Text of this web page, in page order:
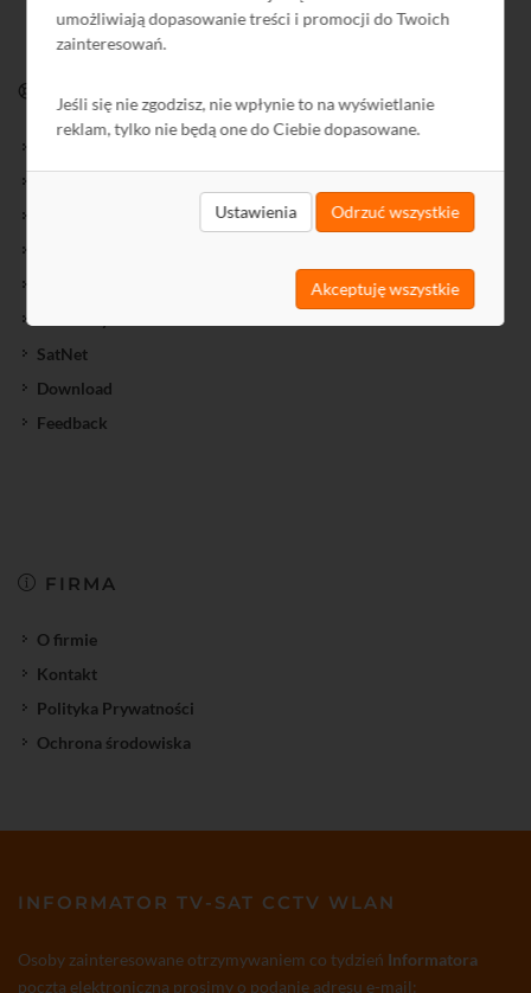
umożliwiają dopasowanie treści i promocji do Twoich
zainteresowań.
Jeśli się nie zgodzisz, nie wpłynie to na wyświetlanie
reklam, tylko nie będą one do Ciebie dopasowane.
Ustawienia Odrzuć wszystkie
Akceptuję wszystkie
SatNet
Download
Feedback
FIRMA
O firmie
Kontakt
Polityka Prywatności
Ochrona środowiska
INFORMATOR TV-SAT CCTV WLAN
Osoby zainteresowane otrzymywaniem co tydzień Informatora
pocztą elektroniczną prosimy o podanie adresu e-mail: